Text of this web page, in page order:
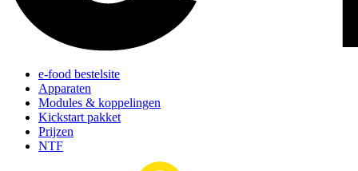
e-food bestelsite
Apparaten
Modules & koppelingen
Kickstart pakket
Prijzen
NTF